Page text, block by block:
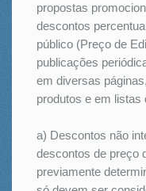
propostas
descontos
público (Preço de
publicações
em diversas
produtos e em listas
a) Descontos não
descontos de preço
previamente